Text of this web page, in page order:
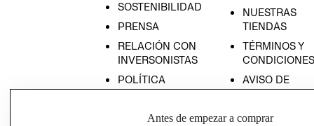
SOSTENIBILIDAD
PRENSA
RELACIÓN CON
INVERSONISTAS
POLÍTICA
EMPRESARIAL
NUESTRAS
TIENDAS
TÉRMINOS Y
CONDICIONES
AVISO DE
PRIVACIDAD
Antes de empezar a comprar